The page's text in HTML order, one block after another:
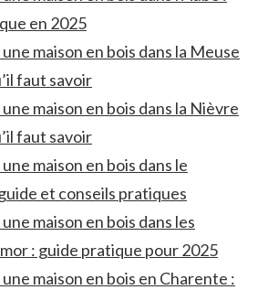
en 2025
maison en bois dans la Meuse
faut savoir
maison en bois dans la Nièvre
faut savoir
maison en bois dans le
et conseils pratiques
maison en bois dans les
: guide pratique pour 2025
maison en bois en Charente :